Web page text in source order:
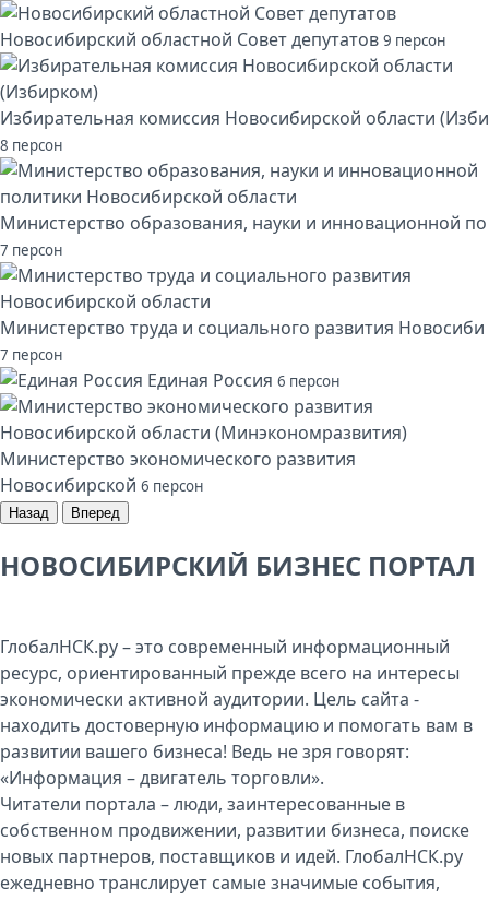
Новосибирский областной Совет депутатов 9 персон
Избирательная комиссия Новосибирской области (Изби
8 персон
Министерство образования, науки и инновационной по
7 персон
Министерство труда и социального развития Новосиби
7 персон
Единая Россия 6 персон
Министерство экономического развития
Новосибирской 6 персон
Назад Вперед
НОВОСИБИРСКИЙ БИЗНЕС ПОРТАЛ
ГлобалНСК.ру – это современный информационный
ресурс, ориентированный прежде всего на интересы
экономически активной аудитории. Цель сайта -
находить достоверную информацию и помогать вам в
развитии вашего бизнеса! Ведь не зря говорят:
«Информация – двигатель торговли».
Читатели портала – люди, заинтересованные в
собственном продвижении, развитии бизнеса, поиске
новых партнеров, поставщиков и идей. ГлобалНСК.ру
ежедневно транслирует самые значимые события,